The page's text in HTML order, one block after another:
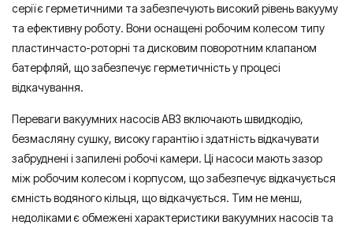
серії є герметичними та забезпечують високий рівень вакууму
та ефективну роботу. Вони оснащені робочим колесом типу
пластинчасто-роторні та дисковим поворотним клапаном
батерфляй, що забезпечує герметичність у процесі
відкачування.
Переваги вакуумних насосів АВЗ включають швидкодію,
безмасляну сушку, високу гарантію і здатність відкачувати
забруднені і запилені робочі камери. Ці насоси мають зазор
між робочим колесом і корпусом, що забезпечує відкачується
ємність водяного кільця, що відкачується. Тим не менш,
недоліками є обмежені характеристики вакуумних насосів та